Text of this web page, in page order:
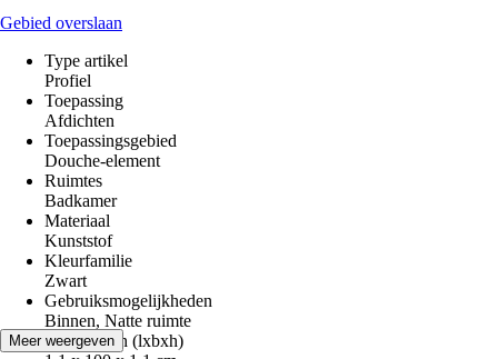
Gebied overslaan
Type artikel
Profiel
Toepassing
Afdichten
Toepassingsgebied
Douche-element
Ruimtes
Badkamer
Materiaal
Kunststof
Kleurfamilie
Zwart
Gebruiksmogelijkheden
Binnen, Natte ruimte
Afmetingen (lxbxh)
Meer weergeven